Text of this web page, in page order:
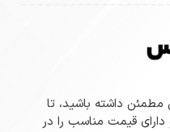
داشته باشید، تا
دارای قیمت مناسب را در